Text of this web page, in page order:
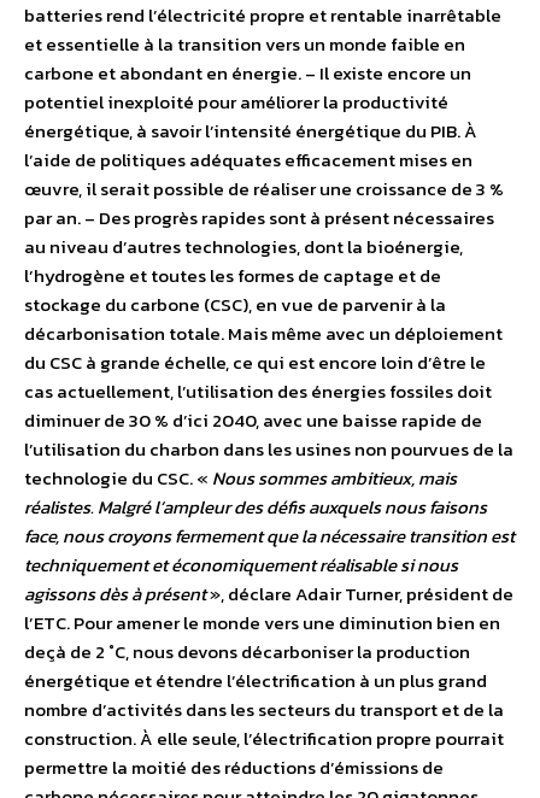
batteries rend l’électricité propre et rentable inarrêtable
et essentielle à la transition vers un monde faible en
carbone et abondant en énergie. – Il existe encore un
potentiel inexploité pour améliorer la productivité
énergétique, à savoir l’intensité énergétique du PIB. À
l’aide de politiques adéquates efficacement mises en
œuvre, il serait possible de réaliser une croissance de 3 %
par an. – Des progrès rapides sont à présent nécessaires
au niveau d’autres technologies, dont la bioénergie,
l’hydrogène et toutes les formes de captage et de
stockage du carbone (CSC), en vue de parvenir à la
décarbonisation totale. Mais même avec un déploiement
du CSC à grande échelle, ce qui est encore loin d’être le
cas actuellement, l’utilisation des énergies fossiles doit
diminuer de 30 % d’ici 2040, avec une baisse rapide de
l’utilisation du charbon dans les usines non pourvues de la
technologie du CSC. « Nous sommes ambitieux, mais
réalistes. Malgré l’ampleur des défis auxquels nous faisons
face, nous croyons fermement que la nécessaire transition est
techniquement et économiquement réalisable si nous
agissons dès à présent», déclare Adair Turner, président de
l’ETC. Pour amener le monde vers une diminution bien en
deçà de 2 ˚C, nous devons décarboniser la production
énergétique et étendre l’électrification à un plus grand
nombre d’activités dans les secteurs du transport et de la
construction. À elle seule, l’électrification propre pourrait
permettre la moitié des réductions d’émissions de